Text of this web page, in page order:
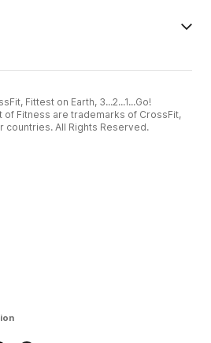
Fittest on Earth, 3...2...1...Go!
of Fitness are trademarks of CrossFit,
countries. All Rights Reserved.